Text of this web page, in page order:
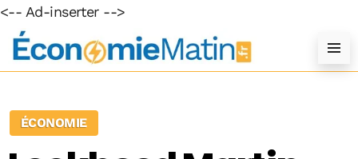
<-- Ad-inserter -->
ÉCONOMIE